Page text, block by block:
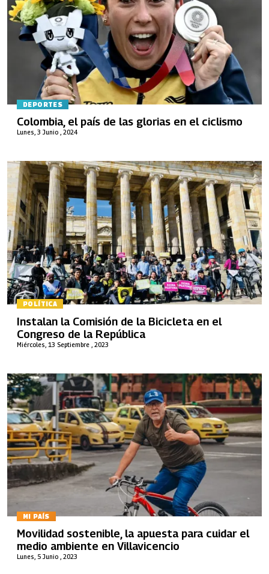
DEPORTES
Lunes, 3 Junio , 2024
Colombia, el país de las glorias en el ciclismo
POLÍTICA
Miércoles, 13 Septiembre , 2023
Instalan la Comisión de la Bicicleta en el
Congreso de la República
MI PAÍS
Lunes, 5 Junio , 2023
Movilidad sostenible, la apuesta para cuidar el
medio ambiente en Villavicencio